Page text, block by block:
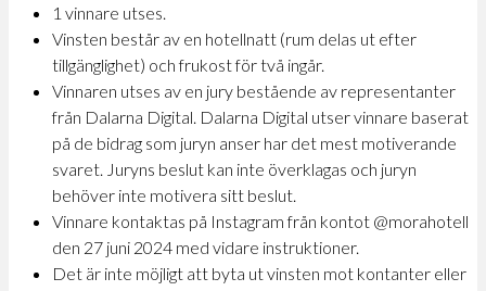
1 vinnare utses.
Vinsten består av en hotellnatt (rum delas ut efter
tillgänglighet) och frukost för två ingår.
Vinnaren utses av en jury bestående av representanter
från Dalarna Digital. Dalarna Digital utser vinnare baserat
på de bidrag som juryn anser har det mest motiverande
svaret. Juryns beslut kan inte överklagas och juryn
behöver inte motivera sitt beslut.
Vinnare kontaktas på Instagram från kontot @morahotell
den 27 juni 2024 med vidare instruktioner.
Det är inte möjligt att byta ut vinsten mot kontanter eller